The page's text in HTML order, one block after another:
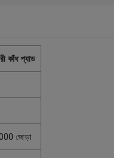
কাঁধ প্যাড
জোড়া